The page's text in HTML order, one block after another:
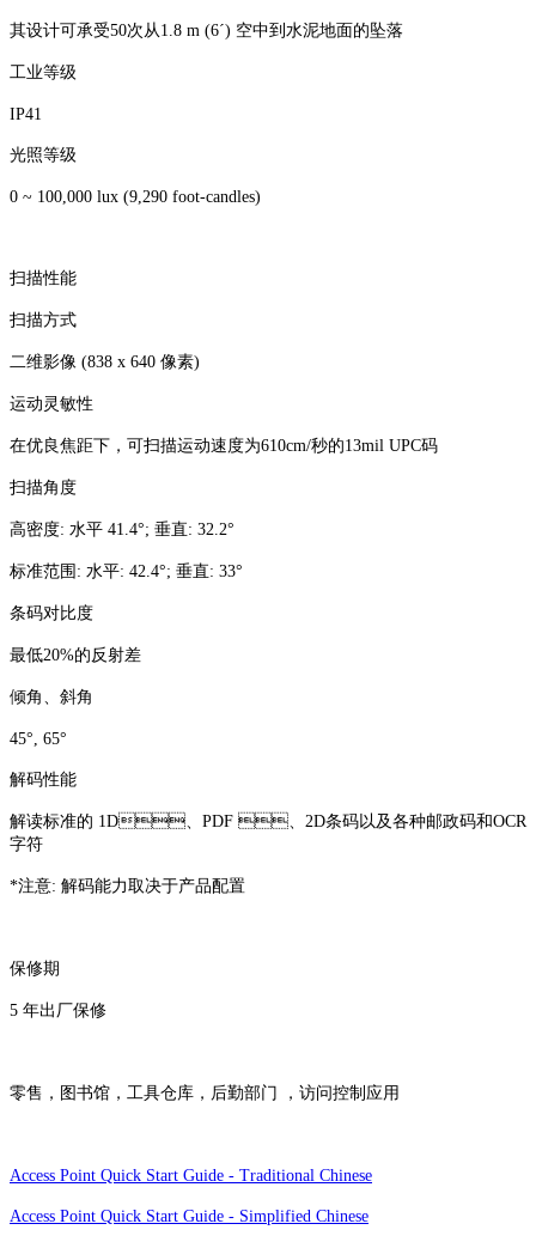
其设计可承受50次从1.8 m (6´) 空中到水泥地面的坠落
工业等级
IP41
光照等级
0 ~ 100,000 lux (9,290 foot-candles)
扫描性能
扫描方式
二维影像 (838 x 640 像素)
运动灵敏性
在优良焦距下，可扫描运动速度为610cm/秒的13mil UPC码
扫描角度
高密度: 水平 41.4°; 垂直: 32.2°
标准范围: 水平: 42.4°; 垂直: 33°
条码对比度
最低20%的反射差
倾角、斜角
45°, 65°
解码性能
解读标准的 1D、PDF 、2D条码以及各种邮政码和OCR
字符
*注意: 解码能力取决于产品配置
保修期
5 年出厂保修
零售，图书馆，工具仓库，后勤部门 ，访问控制应用
Access Point Quick Start Guide - Traditional Chinese
Access Point Quick Start Guide - Simplified Chinese